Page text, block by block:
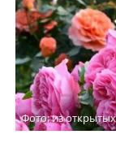
Фото: из